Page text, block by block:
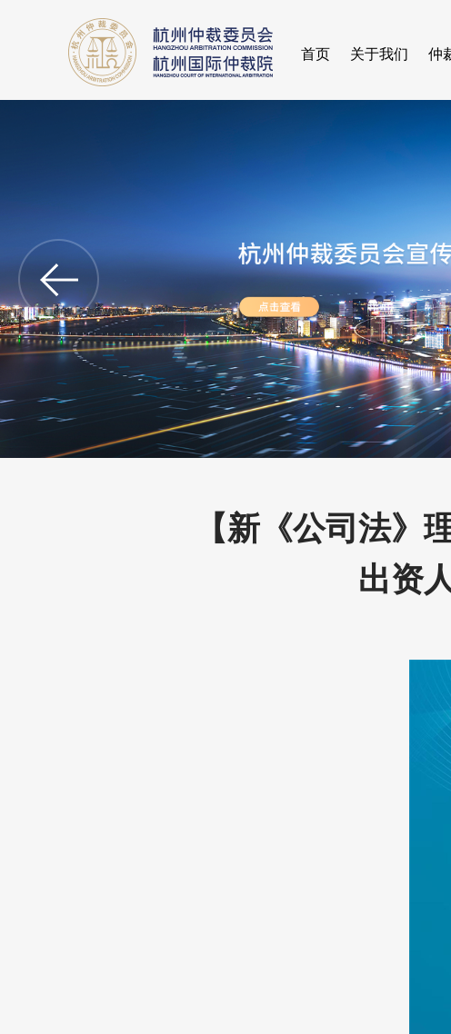
首页 关于我们 仲
【新《公司法》
出资